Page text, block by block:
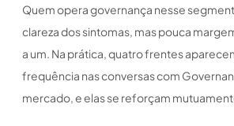
Quem opera governança nesse
clareza dos sintomas, mas pouca
a um. Na prática, quatro frentes
frequência nas conversas com
mercado, e elas se reforçam